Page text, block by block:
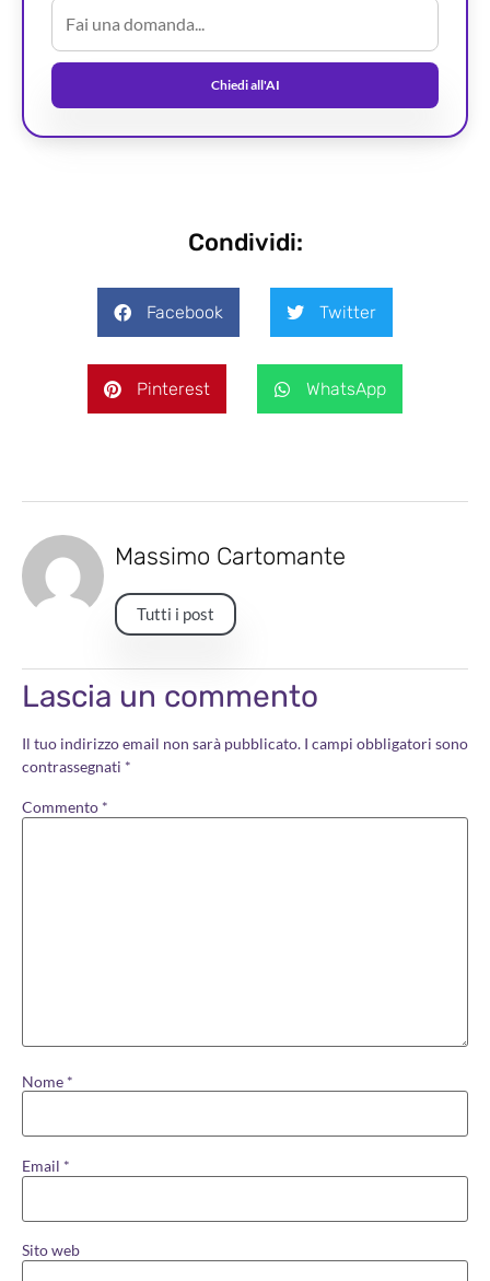
Chiedi all'AI
Condividi:
Facebook Twitter
Pinterest WhatsApp
Massimo Cartomante
Tutti i post
Lascia un commento
Il tuo indirizzo email non sarà pubblicato. I campi obbligatori sono
contrassegnati *
Commento *
Nome *
Email *
Sito web